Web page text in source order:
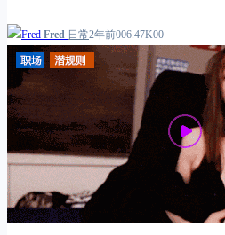
Fred 日常2年前006.47K00